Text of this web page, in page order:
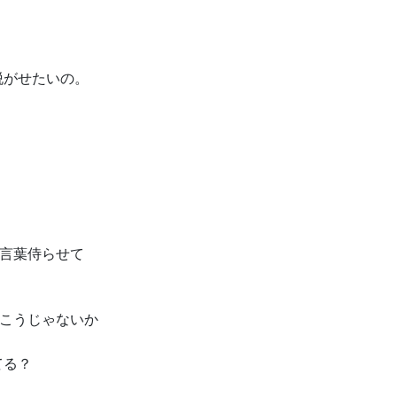
せたいの。
葉侍らせて
うじゃないか
？